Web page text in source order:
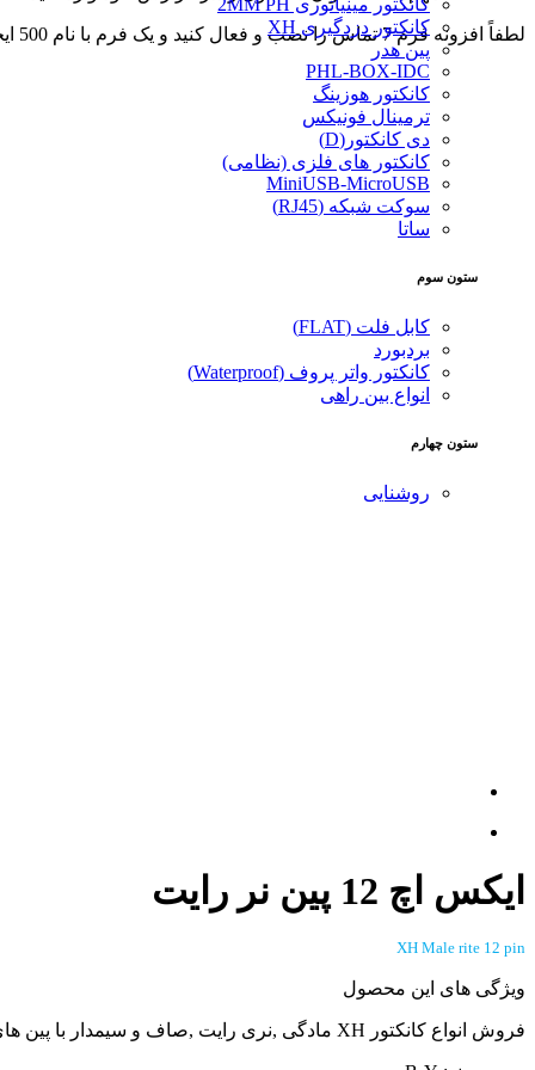
کانکتور دزدگیری XH
پین هدر
PHL-BOX-IDC
کانکتور هوزینگ
ترمینال فونیکس
دی کانکتور(D)
کانکتور های فلزی (نظامی)
MiniUSB-MicroUSB
سوکت شبکه (RJ45)
ساتا
ستون سوم
کابل فلت (FLAT)
بردبورد
کانکتور واتر پروف (Waterproof)
انواع بین راهی
ستون چهارم
روشنایی
لطفاً افزونه فرم 7 تماس را نصب و فعال کنید و یک فرم با نام 500 ایجاد کنید.
ایکس اچ 12 پین نر رایت
XH Male rite 12 pin
ویژگی های این محصول
فروش انواع کانکتور XH مادگی ,نری رایت ,صاف و سیمدار با پین های مختلف در مجتمع الکترونیک خلیج فارس. برای سفارش به سایت WWW.KHALIJCONNECTOR.COM مراجعه کنید.